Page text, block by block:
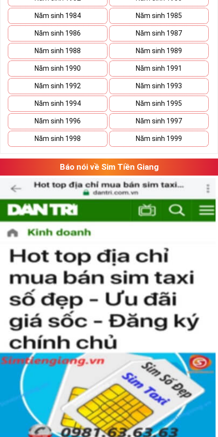
Đăng ký gói TK159 sim Mobifone
Lưu ý khi đăng ký đăng ký gói TK159 sim
MobiFone
Gói cước có tính năng tự động gia hạn sau mỗi chu kỳ.
Hết ưu đãi data hệ thống ngừng truy cập.
Hết ưu đãi ngoại mạng, cước phí sẽ tính theo quy định
hiện hành của nhà mạng.
Hướng Dẫn Mua Sim Số Đẹp MobiFone
Tại Sim Tiền Giang
gói TK159 sim số đẹp uy tín chất lượng.Chọn mua sim số
đẹp thường mất nhiều thời gian ở khoản lựa số, một số phải
vừa đẹp, vừa tốt về phong thủy thì mới là sim hoàn hảo. Vậy
phải làm sao?
Năm sinh 1984 Năm sinh 1985
Năm sinh 1986 Năm sinh 1987
Năm sinh 1988 Năm sinh 1989
Năm sinh 1990 Năm sinh 1991
Năm sinh 1992 Năm sinh 1993
Năm sinh 1994 Năm sinh 1995
Năm sinh 1996 Năm sinh 1997
Năm sinh 1998 Năm sinh 1999
Báo nói về Sim Tiền Giang